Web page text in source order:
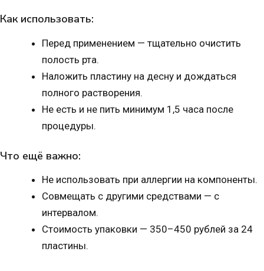
Как использовать:
Перед применением — тщательно очистить
полость рта.
Наложить пластину на десну и дождаться
полного растворения.
Не есть и не пить минимум 1,5 часа после
процедуры.
Что ещё важно:
Не использовать при аллергии на компоненты.
Совмещать с другими средствами — с
интервалом.
Стоимость упаковки — 350–450 рублей за 24
пластины.